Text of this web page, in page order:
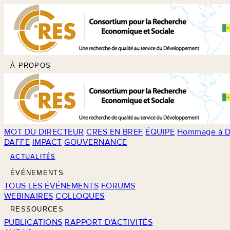
À PROPOS
MOT DU DIRECTEUR CRES EN BREF ÉQUIPE Hommage à
DAFFE IMPACT GOUVERNANCE
ACTUALITÉS
ÉVÉNEMENTS
TOUS LES ÉVÉNEMENTS FORUMS
WEBINAIRES COLLOQUES
RESSOURCES
PUBLICATIONS RAPPORT D'ACTIVITÉS